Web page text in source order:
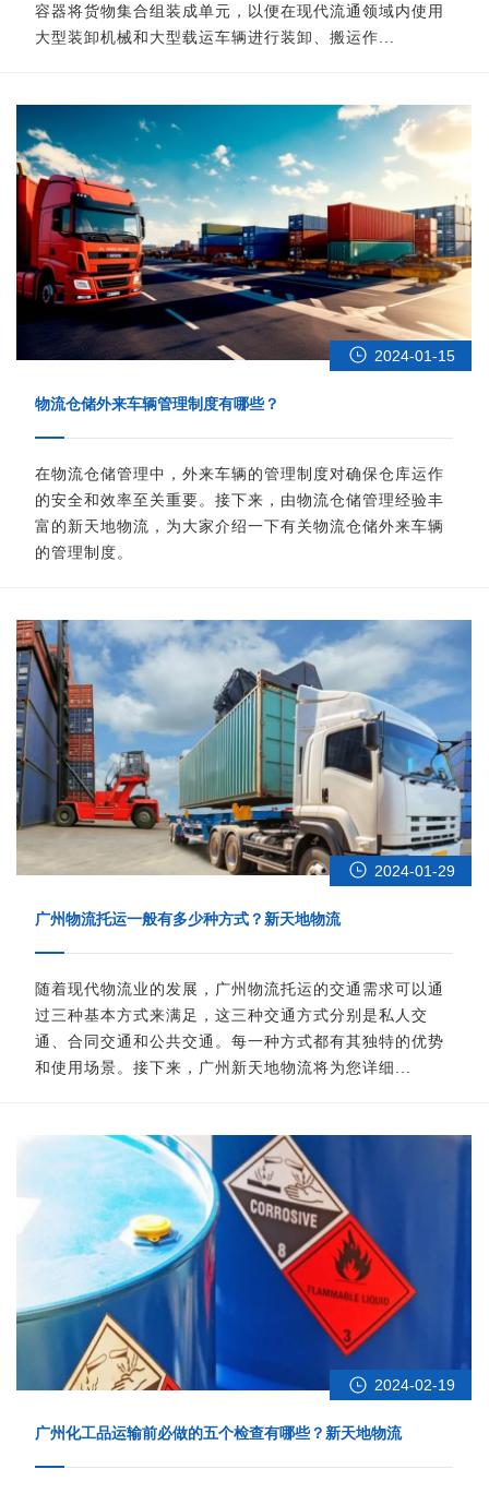
容器将货物集合组装成单元，以便在现代流通领域内使用
大型装卸机械和大型载运车辆进行装卸、搬运作...
2024-01-15
物流仓储外来车辆管理制度有哪些？
在物流仓储管理中，外来车辆的管理制度对确保仓库运作
的安全和效率至关重要。接下来，由物流仓储管理经验丰
富的新天地物流，为大家介绍一下有关物流仓储外来车辆
的管理制度。
2024-01-29
广州物流托运一般有多少种方式？新天地物流
随着现代物流业的发展，广州物流托运的交通需求可以通
过三种基本方式来满足，这三种交通方式分别是私人交
通、合同交通和公共交通。每一种方式都有其独特的优势
和使用场景。接下来，广州新天地物流将为您详细...
2024-02-19
广州化工品运输前必做的五个检查有哪些？新天地物流